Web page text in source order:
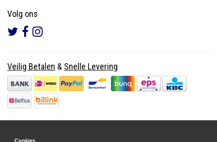
Volg ons
Veilig Betalen & Snelle Levering
Cookies